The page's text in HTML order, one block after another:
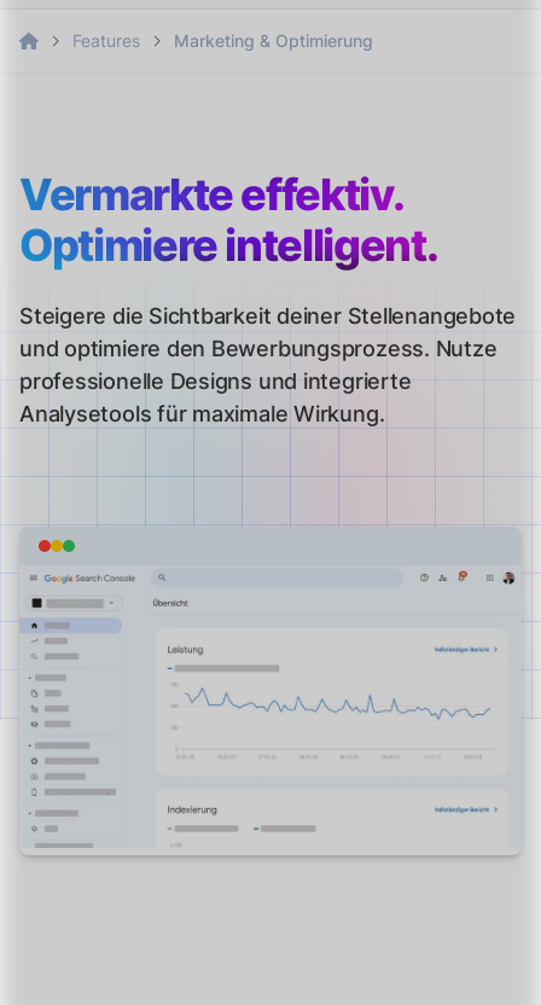
Features Marketing & Optimierung
Vermarkte effektiv.
Optimiere intelligent.
Steigere die Sichtbarkeit deiner Stellenangebote
und optimiere den Bewerbungsprozess. Nutze
professionelle Designs und integrierte
Analysetools für maximale Wirkung.